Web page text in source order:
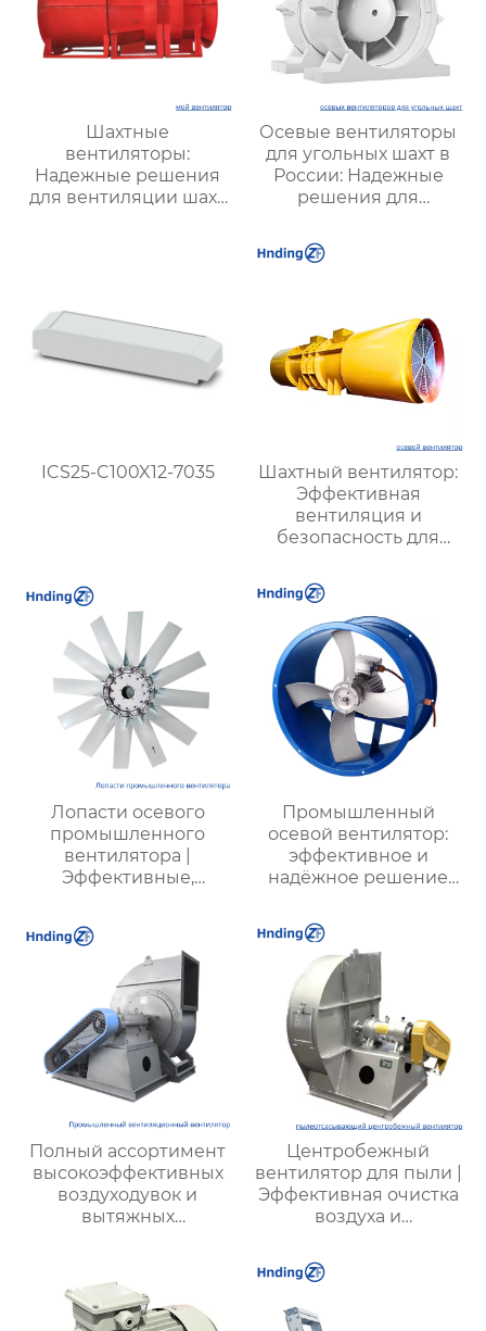
Шахтные
вентиляторы:
Надежные решения
для вентиляции шахт
Осевые вентиляторы
для угольных шахт в
России: Надежные
решения для
вентиляции и
безопасности
ICS25-C100X12-7035
Шахтный вентилятор:
Эффективная
вентиляция и
безопасность для
Лопасти осевого
промышленного
вентилятора |
Эффективные,
энергопотреблением
и низким уровнем
шума
Промышленный
осевой вентилятор:
эффективное и
надёжное решение
заводов, шахт и
промышленных
предприятий
Полный ассортимент
высокоэффективных
воздуходувок и
вытяжных
вентиляции на
тепловых
электростанциях и в
Центробежный
вентилятор для пыли |
Эффективная очистка
воздуха и
вентиляция |
Надежные системы
для удаления пыли